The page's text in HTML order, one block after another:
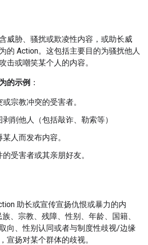
威胁、骚扰或欺凌性内容，或助长威
的 Action。这包括主要目的为骚扰他人
击或嘲笑某个人的内容。
的示例 ：
宗教冲突的受害者。
削他人（包括敲诈、勒索等）
人而发布内容。
受害者或其亲朋好友。
助长或宣传宣扬仇恨或暴力的内
、宗教、残障、性别、年龄、国籍、
向、性别认同或者与制度性歧视/边缘
宣扬对某个群体的歧视。